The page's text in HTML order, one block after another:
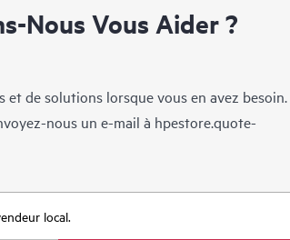
Nous Vous Aider ?
et de solutions lorsque vous en avez besoin.
nous un e-mail à hpestore.quote-
local.